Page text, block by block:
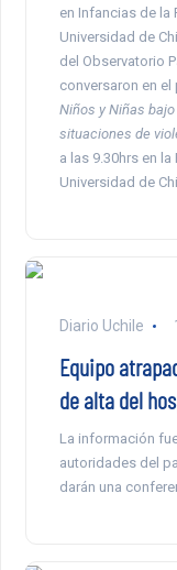
en Infancias de la
Universidad de
del Observatorio
conversaron en
Niños y Niñas
situaciones de
a las 9.30hrs en
Universidad de
Diario Uchile
Equipo
de alta del
La información
autoridades del
darán una